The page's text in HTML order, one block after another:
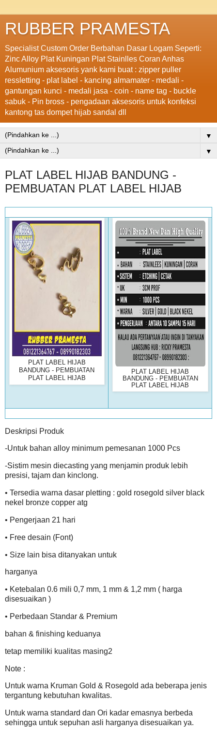
RUBBER PRAMESTA
Specialist Custom Order Berbahan Dasar Logam Seperti:
Zinc Alloy Plat Kuningan Plat Stainlles Coran Anhas
Alumunium aksesoris yank kami buat : zipper puller
ressletting - plat label - kancing almamater - medali -
gantungan kunci - medali jasa - coin - name tag - buckle
sabuk - Pin bross - pengadaan aksesoris untuk konfeksi
kantong tas dompet hijab sandal dll
▼
▼
PLAT LABEL HIJAB BANDUNG -
PEMBUATAN PLAT LABEL HIJAB
PLAT LABEL HIJAB
BANDUNG - PEMBUATAN
PLAT LABEL HIJAB
PLAT LABEL HIJAB
BANDUNG - PEMBUATAN
PLAT LABEL HIJAB
Deskripsi Produk
-Untuk bahan alloy minimum pemesanan 1000 Pcs
-Sistim mesin diecasting yang menjamin produk lebih
presisi, tajam dan kinclong.
• Tersedia warna dasar pletting : gold rosegold silver black
nekel bronze copper atg
• Pengerjaan 21 hari
• Free desain (Font)
• Size lain bisa ditanyakan untuk
harganya
• Ketebalan 0.6 mili 0,7 mm, 1 mm & 1,2 mm ( harga
disesuaikan )
• Perbedaan Standar & Premium
bahan & finishing keduanya
tetap memiliki kualitas masing2
Note :
Untuk warna Kruman Gold & Rosegold ada beberapa jenis
tergantung kebutuhan kwalitas.
Untuk warna standard dan Ori kadar emasnya berbeda
sehingga untuk sepuhan asli harganya disesuaikan ya.